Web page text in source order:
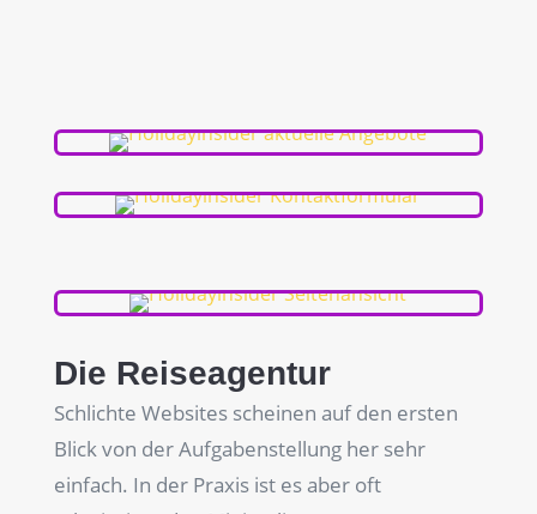
Die Reiseagentur
Schlichte Websites scheinen auf den ersten
Blick von der Aufgabenstellung her sehr
einfach. In der Praxis ist es aber oft